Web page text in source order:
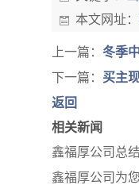
本文网址：
上一篇： 冬季
下一篇： 买主
返回
相关新闻
鑫福厚公司总
鑫福厚公司为